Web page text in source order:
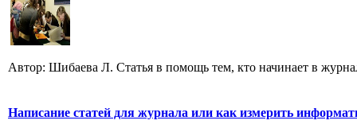
Автор: Шибаева Л. Статья в помощь тем, кто начинает в
Написание статей для журнала или как измерить